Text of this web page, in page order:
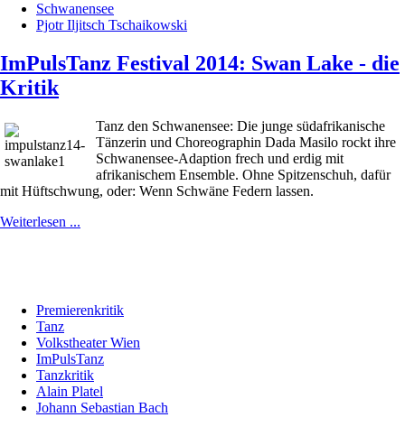
Schwanensee
Pjotr Iljitsch Tschaikowski
ImPulsTanz Festival 2014: Swan Lake - die
Kritik
Tanz den Schwanensee: Die junge südafrikanische
Tänzerin und Choreographin Dada Masilo rockt ihre
Schwanensee-Adaption frech und erdig mit
afrikanischem Ensemble. Ohne Spitzenschuh, dafür
mit Hüftschwung, oder: Wenn Schwäne Federn lassen.
Weiterlesen ...
Premierenkritik
Tanz
Volkstheater Wien
ImPulsTanz
Tanzkritik
Alain Platel
Johann Sebastian Bach